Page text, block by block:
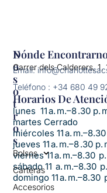
N
O
S
O
T
R
O
S
Bolsos
Carteras
Accesorios
Dónde
Carrer dels Calderers, 1,
Email:
Teléfono : +34 680 49
Horarios De
lunes 11 a. m.–8 .30 p.
martes Cerrado
miércoles 11 a.
jueves 11 a. m.–8 .30 p.
viernes 11 a. m.–8.30 p.
sábado 11 a. m.–8.30
domingo 11 a. m.–8.30